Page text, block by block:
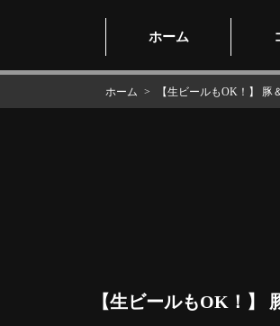
ホーム
ホーム 【生ビールもOK！】
【生ビールもOK！】